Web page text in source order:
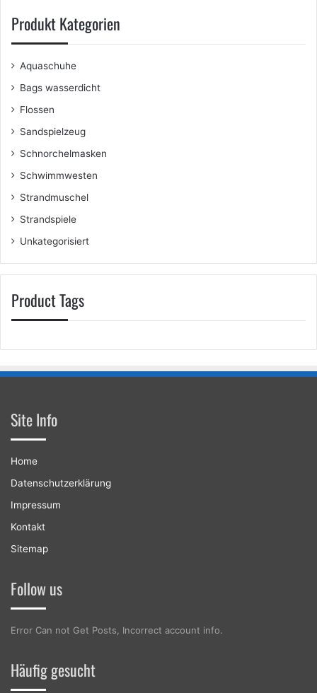
Produkt Kategorien
Aquaschuhe
Bags wasserdicht
Flossen
Sandspielzeug
Schnorchelmasken
Schwimmwesten
Strandmuschel
Strandspiele
Unkategorisiert
Product Tags
Site Info
Home
Datenschutzerklärung
Impressum
Kontakt
Sitemap
Follow us
Error Can not Get Posts, Incorrect account info.
Häufig gesucht